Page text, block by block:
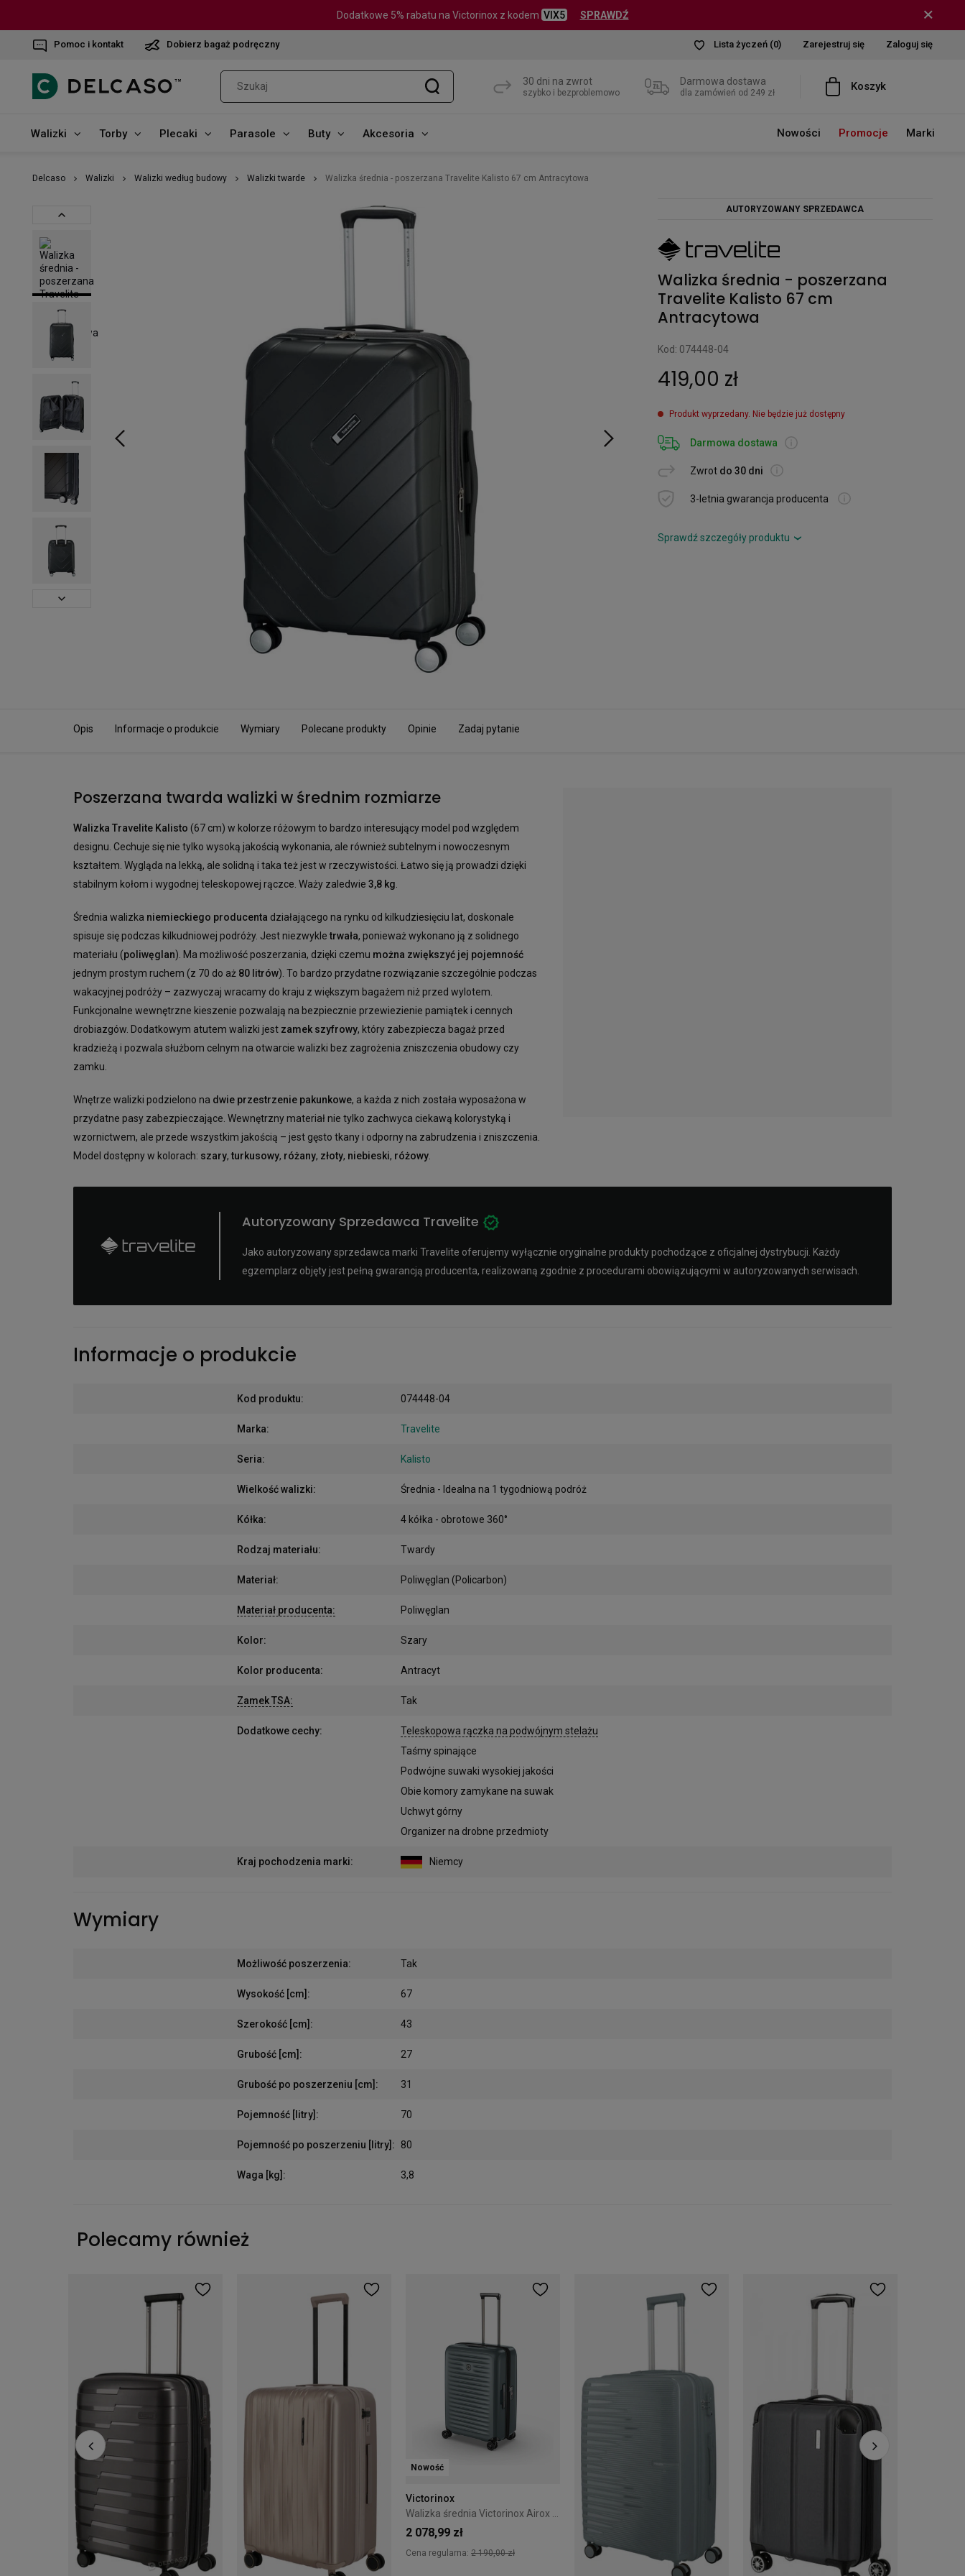
Dodatkowe 5% rabatu na Victorinox z kodem VIX5 SPRAWDŹ
Pomoc i kontakt Dobierz bagaż podręczny Lista życzeń (0) Zarejestruj się Zaloguj się
30 dni na zwrot
szybko i bezproblemowo
Darmowa dostawa
dla zamówień od 249 zł Koszyk
Walizki Torby Plecaki Parasole Buty Akcesoria Nowości Promocje Marki
Delcaso Walizki Walizki według budowy Walizki twarde Walizka średnia - poszerzana Travelite Kalisto 67 cm Antracytowa
AUTORYZOWANY SPRZEDAWCA
Walizka średnia - poszerzana
Travelite Kalisto 67 cm
Antracytowa
Kod: 074448-04
419,00 zł
Produkt wyprzedany. Nie będzie już dostępny
Darmowa dostawa
Zwrot do 30 dni
3-letnia gwarancja producenta
Sprawdź szczegóły produktu ›
Opis Informacje o produkcie Wymiary Polecane produkty Opinie Zadaj pytanie
Poszerzana twarda walizki w średnim rozmiarze
Walizka Travelite Kalisto (67 cm) w kolorze różowym to bardzo interesujący model pod względem
designu. Cechuje się nie tylko wysoką jakością wykonania, ale również subtelnym i nowoczesnym
kształtem. Wygląda na lekką, ale solidną i taka też jest w rzeczywistości. Łatwo się ją prowadzi dzięki
stabilnym kołom i wygodnej teleskopowej rączce. Waży zaledwie 3,8 kg
Średnia walizka niemieckiego producenta działającego na rynku od kilkudziesięciu lat, doskonale
spisuje się podczas kilkudniowej podróży. Jest niezwykletrwała, ponieważ wykonano ją z solidnego
materiału (poliwęglan). Ma możliwość poszerzania, dzięki czemu można zwiększyć jej pojemność
jednym prostym ruchem (z 70 do aż 80 litrów). To bardzo przydatne rozwiązanie szczególnie podczas
wakacyjnej podróży – zazwyczaj wracamy do kraju z większym bagażem niż przed wylotem.
Funkcjonalne wewnętrzne kieszenie pozwalają na bezpiecznie przewiezienie pamiątek i cennych
drobiazgów. Dodatkowym atutem walizki jest zamek szyfrowy, który zabezpiecza bagaż przed
kradzieżą i pozwala służbom celnym na otwarcie walizki bez zagrożenia zniszczenia obudowy czy
zamku.
Wnętrze walizki podzielono na dwie przestrzenie pakunkowe, a każda z nich została wyposażona w
przydatne pasy zabezpieczające. Wewnętrzny materiał nie tylko zachwyca ciekawą kolorystyką i
wzornictwem, ale przede wszystkim jakością – jest gęsto tkany i odporny na zabrudzenia i zniszczenia.
Model dostępny w kolorach: szary,turkusowy, różany, złoty, niebieski, różowy
Autoryzowany Sprzedawca Travelite
Jako autoryzowany sprzedawca marki Travelite oferujemy wyłącznie oryginalne produkty pochodzące z oficjalnej dystrybucji. Każdy
egzemplarz objęty jest pełną gwarancją producenta, realizowaną zgodnie z procedurami obowiązującymi w autoryzowanych serwisach.
Informacje o produkcie
Kod produktu: 074448-04
Marka: Travelite
Seria: Kalisto
Wielkość walizki: Średnia - Idealna na 1 tygodniową podróż
Kółka: 4 kółka - obrotowe 360°
Rodzaj materiału: Twardy
Materiał: Poliwęglan (Policarbon)
Materiał producenta: Poliwęglan
Kolor: Szary
Kolor producenta: Antracyt
Zamek TSA: Tak
Dodatkowe cechy:
Teleskopowa rączka na podwójnym stelażu
Taśmy spinające
Podwójne suwaki wysokiej jakości
Obie komory zamykane na suwak
Uchwyt górny
Organizer na drobne przedmioty
Kraj pochodzenia marki: Niemcy
Wymiary
Możliwość poszerzenia: Tak
Wysokość [cm] : 67
Szerokość [cm] : 43
Grubość [cm] : 27
Grubość po poszerzeniu [cm] : 31
Pojemność [litry] : 70
Pojemność po poszerzeniu [litry] : 80
Waga [kg] : 3,8
Polecamy również
Nowość
Victorinox
2 078,99 zł
Cena regularna: 2 190,00 zł